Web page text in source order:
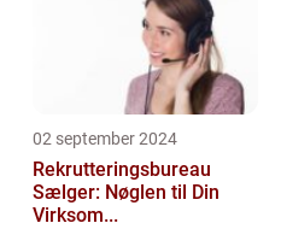
02 september 2024
Rekrutteringsbureau
Sælger: Nøglen til Din
Virksom...